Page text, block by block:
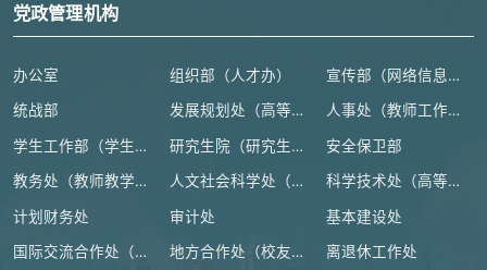
党政管理机构
办公室 组织部（人才办） 宣传部（网络信息安全管理与新闻中心）
统战部 发展规划处（高等教育研究所） 人事处（教师工作部）
学生工作部（学生处、人武部） 研究生院（研究生工作部、学科建设办公室） 安全保卫部
教务处（教师教学发展中心） 人文社会科学处（高等人文研究院） 科学技术处（高等研究院）
计划财务处 审计处 基本建设处
国际交流合作处（港澳台事务办公室） 地方合作处（校友总会办公室） 离退休工作处